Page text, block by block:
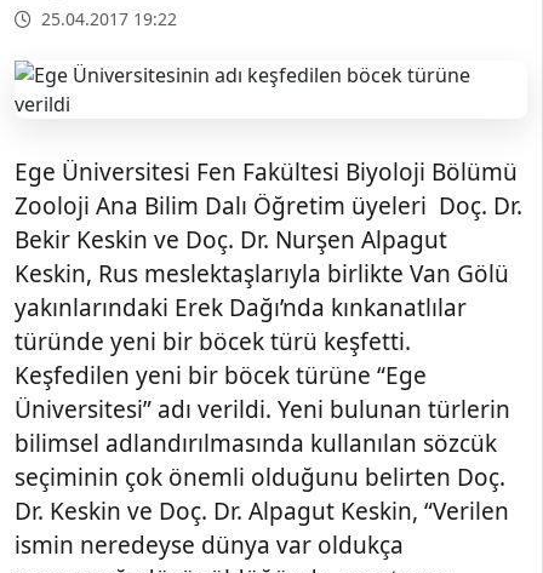
25.04.2017 19:22
Ege Üniversitesi Fen Fakültesi Biyoloji Bölümü
Zooloji Ana Bilim Dalı Öğretim üyeleri Doç. Dr.
Bekir Keskin ve Doç. Dr. Nurşen Alpagut
Keskin, Rus meslektaşlarıyla birlikte Van Gölü
yakınlarındaki Erek Dağı’nda kınkanatlılar
türünde yeni bir böcek türü keşfetti.
Keşfedilen yeni bir böcek türüne “Ege
Üniversitesi” adı verildi. Yeni bulunan türlerin
bilimsel adlandırılmasında kullanılan sözcük
seçiminin çok önemli olduğunu belirten Doç.
Dr. Keskin ve Doç. Dr. Alpagut Keskin, “Verilen
ismin neredeyse dünya var oldukça